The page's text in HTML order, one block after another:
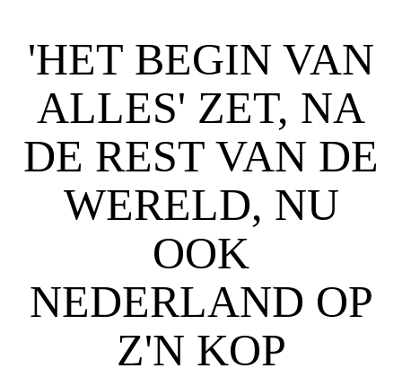
'HET BEGIN VAN
ALLES' ZET, NA
DE REST VAN DE
WERELD, NU
OOK
NEDERLAND OP
Z'N KOP